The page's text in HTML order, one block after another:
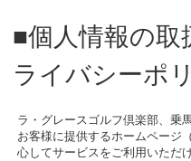
■個人情報の
ライバシーポ
ラ・グレースゴルフ倶楽部、乗
お客様に提供するホームページ
心してサービスをご利用いただ